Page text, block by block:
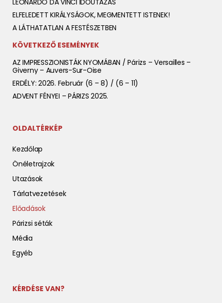
ELFELEDETT KIRÁLYSÁGOK, MEGMENTETT ISTENEK!
A LÁTHATATLAN A FESTÉSZETBEN
KÖVETKEZŐ ESEMÉNYEK
AZ IMPRESSZIONISTÁK NYOMÁBAN / Párizs – Versailles –
Giverny – Auvers-Sur-Oise
ERDÉLY: 2026. Február (6 – 8) / (6 – 11)
ADVENT FÉNYEI – PÁRIZS 2025.
OLDALTÉRKÉP
Kezdőlap
Önéletrajzok
Utazások
Tárlatvezetések
Előadások
Párizsi séták
Média
Egyéb
KÉRDÉSE VAN?